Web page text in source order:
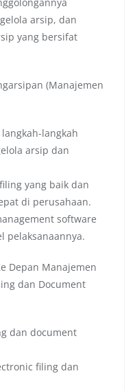
arsip, dan
yang bersifat
(Manajemen
langkah
arsip dan
yang baik dan
di perusahaan.
software
pelaksanaannya.
Depan Manajemen
dan Document
dan document
filing dan